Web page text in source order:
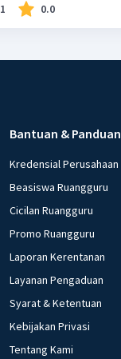
1 0.0
Bantuan & Panduan
Kredensial Perusahaan
Beasiswa Ruangguru
Cicilan Ruangguru
Promo Ruangguru
Laporan Kerentanan
Layanan Pengaduan
Syarat & Ketentuan
Kebijakan Privasi
Tentang Kami